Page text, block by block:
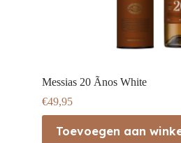
Messias 20 Ãnos White
€49,95
Toevoegen aan